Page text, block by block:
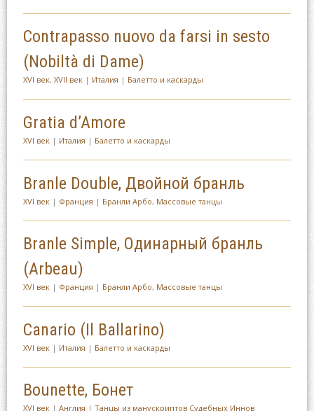
Contrapasso nuovo da farsi in sesto
(Nobiltà di Dame)
XVI век, XVII век| Италия | Балетто и каскарды
Gratia d’Amore
XVI век| Италия | Балетто и каскарды
Branle Double, Двойной бранль
XVI век| Франция | Бранли Арбо, Массовые танцы
Branle Simple, Одинарный бранль
(Arbeau)
XVI век| Франция | Бранли Арбо, Массовые танцы
Canario (Il Ballarino)
XVI век| Италия | Балетто и каскарды
Bounette, Бонет
XVI век| Англия | Танцы из манускриптов Судебных Иннов